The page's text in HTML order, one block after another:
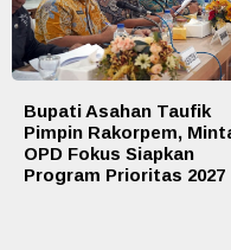
Bupati Asahan Taufik
Pimpin Rakorpem,
OPD Fokus Siapkan
Program Prioritas 2027